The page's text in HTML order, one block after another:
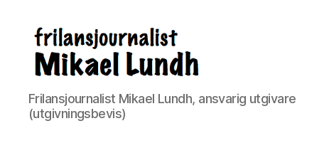
ready24seven.se
Frilansjournalist Mikael Lundh, ansvarig utgivare
(utgivningsbevis)